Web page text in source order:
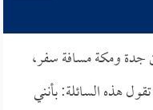
جدة ومكة مسافة سفر،
هذه السائلة: بأنني